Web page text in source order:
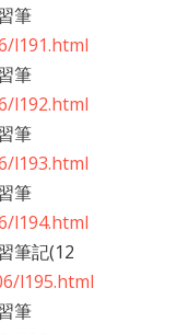
筆
l191.html
筆
l192.html
筆
l193.html
筆
l194.html
筆記(12
l195.html
筆